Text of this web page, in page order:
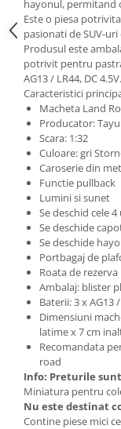
COSTUME SI
TRICOURI
hayonul, permitand
Este o piesa
pasionati de SUV-
Produsul este
potrivit pentru
AG13 / LR44, DC 4.5V.
Caracteristici
Macheta Land
Producator:
Scara: 1:32
Culoare: gri
Caroserie din
Functie pullback
Lumini si sunet
Se deschid cele 4
Se deschide
Se deschide
Portbagaj de
Roata de
Ambalaj: blister
Baterii: 3 x AG13
Dimensiuni
latime x 7 cm
Recomandata
road
Info: Preturile
Miniatura pentru
Nu este destinat
Contine piese mici